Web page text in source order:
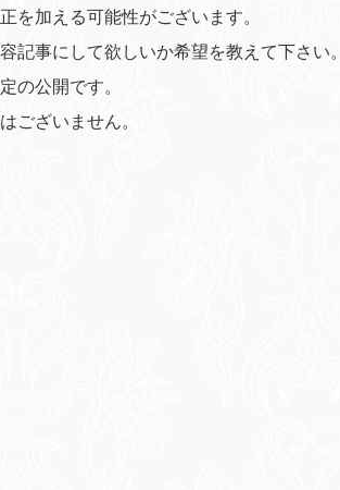
を加える可能性がございます。
記事にして欲しいか希望を教えて下さい。
の公開です。
ございません。